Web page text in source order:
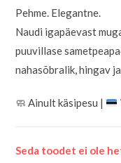
Pehme. Elegantne.
Naudi igapäevast
puuvillase
nahasõbralik, hingav ja
🧼 Ainult käsipesu |
Seda toodet ei ole